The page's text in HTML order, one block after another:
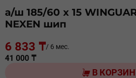
а/ш 185/60 х 15
NEXEN шип
6 833 ₸/ 6 мес.
41 000 ₸
В